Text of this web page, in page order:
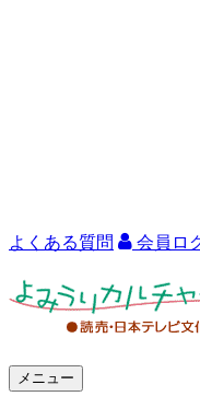
よくある質問 会員ロ
メニュー